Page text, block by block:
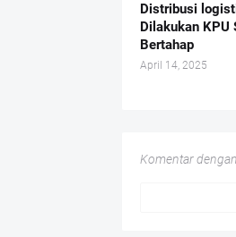
Distribusi
Dilakukan KPU
Bertahap
April 14, 2025
Komentar